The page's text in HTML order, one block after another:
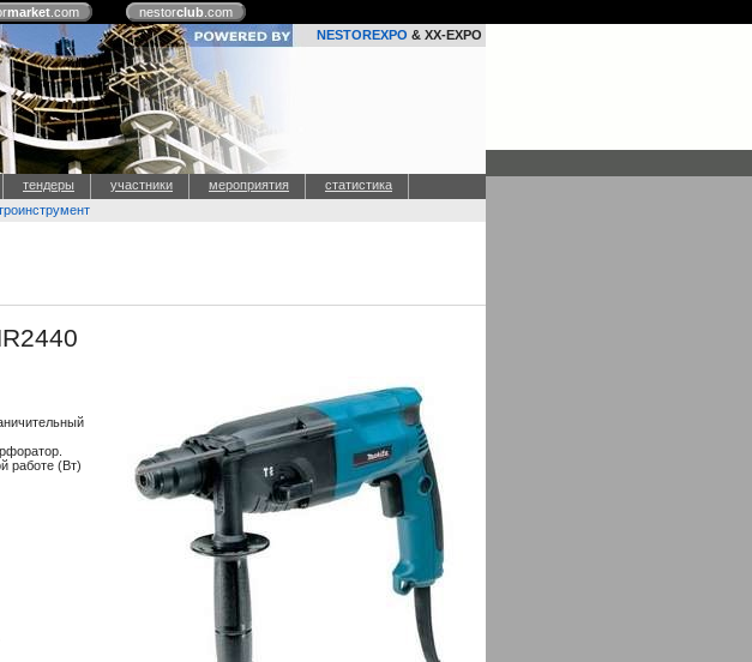
market.com nestorclub.com
NESTOREXPO & XX-EXPO
тендеры участники мероприятия статистика
работе (Вт)